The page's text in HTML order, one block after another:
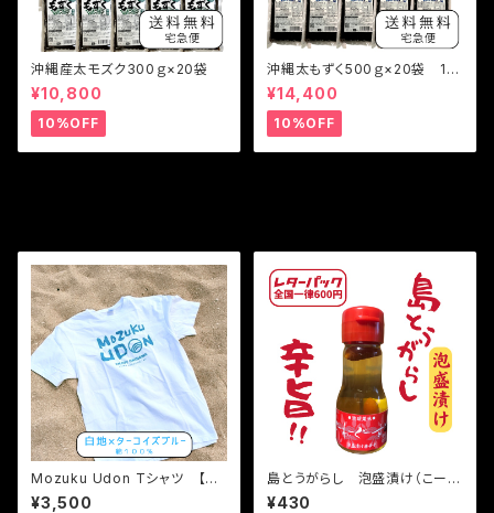
沖縄産太モズク300ｇ×20袋
¥10,800
10%OFF
沖縄太もずく500ｇ×20袋 10
kg
¥14,400
10%OFF
Mozuku Udon Tシャツ 【XL
サイズ】送料無料
¥3,500
島とうがらし 泡盛漬け（こーれ
ーぐす）35ｇ
¥430